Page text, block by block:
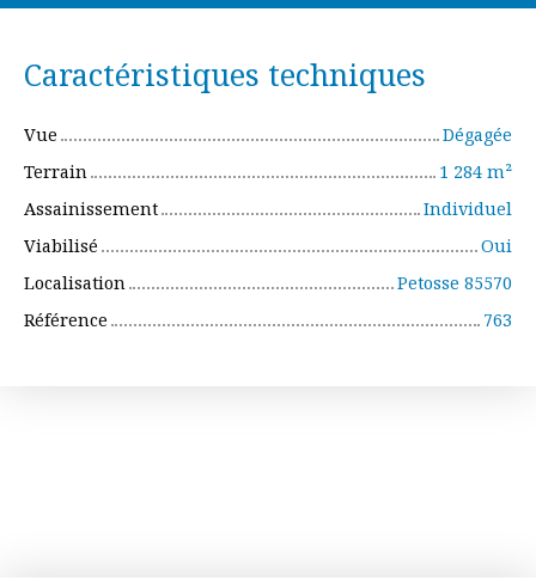
Caractéristiques techniques
Vue
Dégagée
Terrain
1 284 m²
Assainissement
Individuel
Viabilisé
Oui
Localisation
Petosse 85570
Référence
763